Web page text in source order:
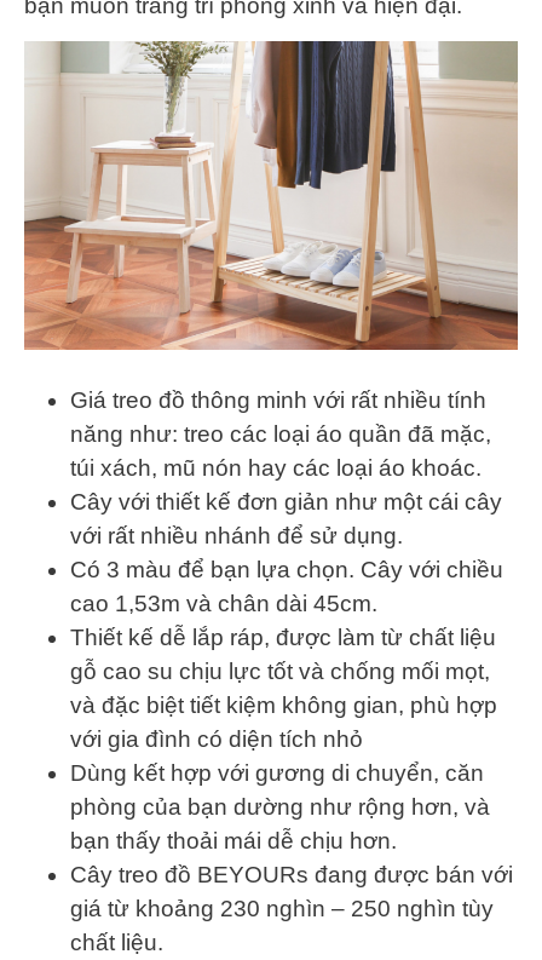
Giá treo đồ thông minh với rất nhiều tính
năng như: treo các loại áo quần đã mặc,
túi xách, mũ nón hay các loại áo khoác.
Cây với thiết kế đơn giản như một cái cây
với rất nhiều nhánh để sử dụng.
Có 3 màu để bạn lựa chọn. Cây với chiều
cao 1,53m và chân dài 45cm.
Thiết kế dễ lắp ráp, được làm từ chất liệu
gỗ cao su chịu lực tốt và chống mối mọt,
và đặc biệt tiết kiệm không gian, phù hợp
với gia đình có diện tích nhỏ
Dùng kết hợp với gương di chuyển, căn
phòng của bạn dường như rộng hơn, và
bạn thấy thoải mái dễ chịu hơn.
Cây treo đồ BEYOURs đang được bán với
giá từ khoảng 230 nghìn – 250 nghìn tùy
chất liệu.